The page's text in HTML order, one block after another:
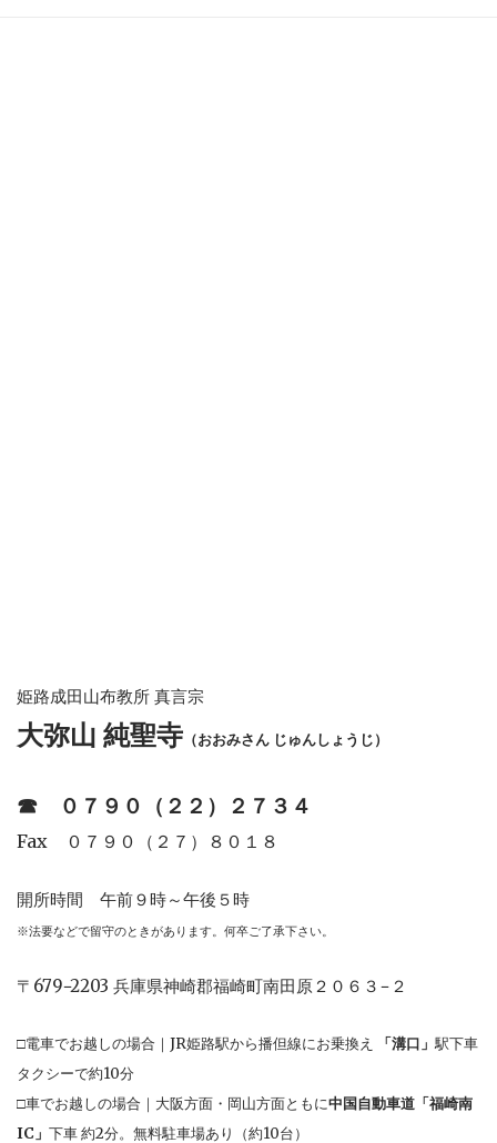
姫路成田山布教所 真言宗
大弥山 純聖寺 （おおみさん じゅんしょうじ）
☎︎ ０７９０（２２）２７３４
Fax ０７９０（２７）８０１８
開所時間 午前９時～午後５時
※法要などで留守のときがあります。何卒ご了承下さい。
〒679−2203 兵庫県神崎郡福崎町南田原２０６３−２
□電車でお越しの場合｜JR姫路駅から播但線にお乗換え 「溝口」駅下車
タクシーで約10分
□車でお越しの場合｜大阪方面・岡山方面ともに中国自動車道「福崎南
IC」 下車 約2分。無料駐車場あり（約10台）